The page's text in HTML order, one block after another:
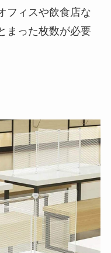
フィスや飲食店な
まった枚数が必要